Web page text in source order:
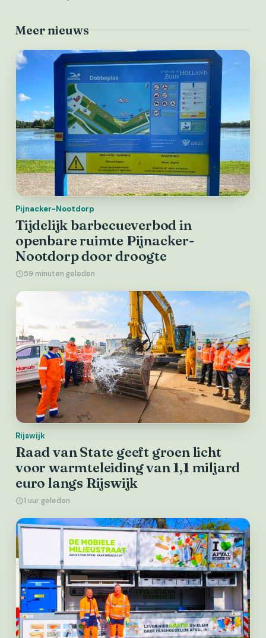
Meer nieuws
Pijnacker-Nootdorp
Tijdelijk barbecueverbod in
openbare ruimte Pijnacker-
Nootdorp door droogte
59 minuten geleden
Rijswijk
Raad van State geeft groen licht
voor warmteleiding van 1,1 miljard
euro langs Rijswijk
1 uur geleden